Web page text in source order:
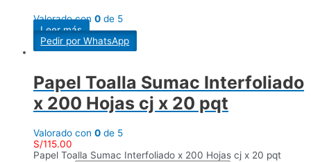
Valorado con 0 de 5
Leer más
Pedir por WhatsApp
Papel Toalla Sumac Interfoliado
x 200 Hojas cj x 20 pqt
Valorado con 0 de 5
S/115.00
Papel Toalla Sumac Interfoliado x 200 Hojas cj x 20 pqt